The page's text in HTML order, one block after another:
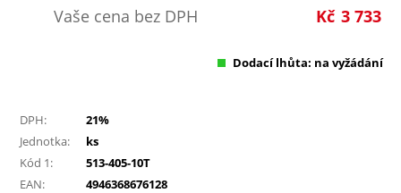
Vaše cena bez DPH 3 733
Kč
Dodací lhůta: na vyžádání
DPH:
21%
Jednotka:
ks
Kód 1:
513-405-10T
EAN:
4946368676128